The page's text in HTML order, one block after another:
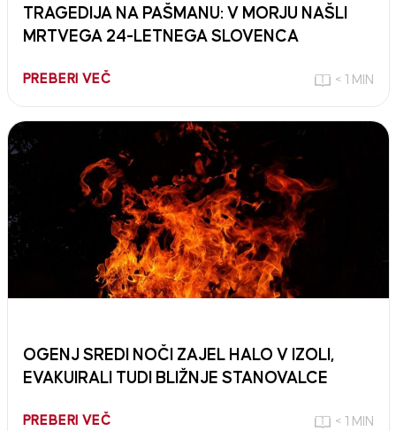
TRAGEDIJA NA PAŠMANU: V MORJU NAŠLI
MRTVEGA 24-LETNEGA SLOVENCA
PREBERI VEČ < 1 MIN
OGENJ SREDI NOČI ZAJEL HALO V IZOLI,
EVAKUIRALI TUDI BLIŽNJE STANOVALCE
PREBERI VEČ < 1 MIN